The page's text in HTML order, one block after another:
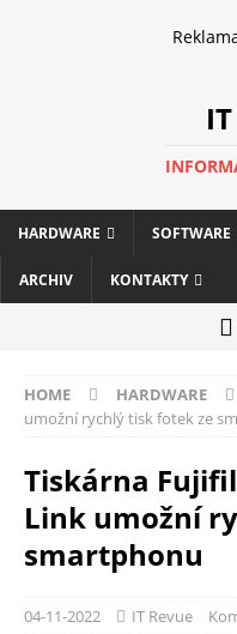
HARDWARE SOFTWARE
ARCHIV KONTAKTY
HOME HARDWARE
umožní rychlý tisk fotek ze
Tiskárna
Link umožní
smartphonu
04-11-2022 IT Revue